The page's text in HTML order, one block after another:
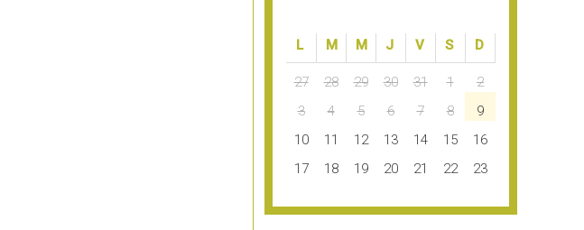
27 28 29 30 31 1
2
3
4 5 6 7 8
9
10
11 12 13 14 15
16
17
18 19 20 21 22
23